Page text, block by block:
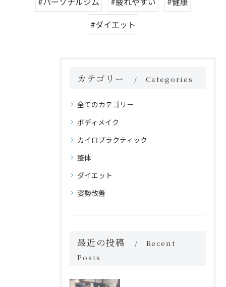
#ダイエット
カテゴリー Categories
全てのカテゴリー
ボディメイク
カイロプラクティック
整体
ダイエット
姿勢改善
最近の投稿
Recent
Posts